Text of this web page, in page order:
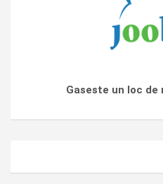
Gaseste un loc de